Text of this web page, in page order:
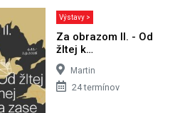
Výstavy >
Za obrazom II. - Od
žltej k…
Martin
24 termínov